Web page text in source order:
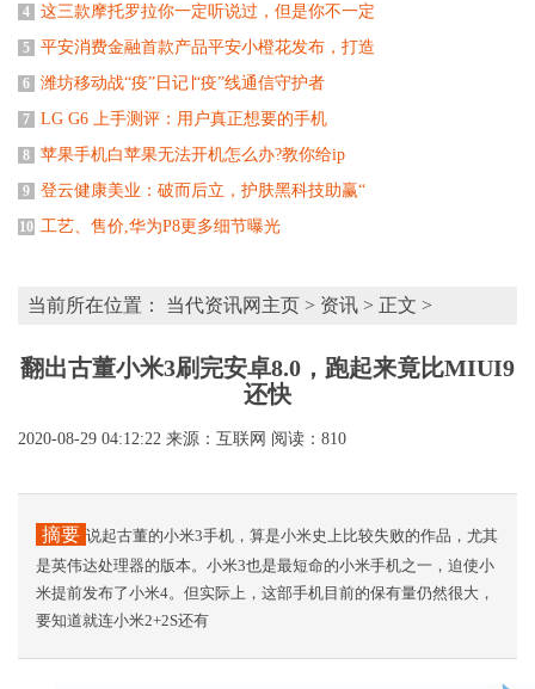
4 这三款摩托罗拉你一定听说过，但是你不一定
5 平安消费金融首款产品平安小橙花发布，打造
6 潍坊移动战“疫”日记∣“疫”线通信守护者
7 LG G6 上手测评：用户真正想要的手机
8 苹果手机白苹果无法开机怎么办?教你给ip
9 登云健康美业：破而后立，护肤黑科技助赢“
10 工艺、售价,华为P8更多细节曝光
当前所在位置： 当代资讯网主页 > 资讯 > 正文 >
翻出古董小米3刷完安卓8.0，跑起来竟比MIUI9
还快
2020-08-29 04:12:22 来源：互联网 阅读：810
摘要 说起古董的小米3手机，算是小米史上比较失败的作品，尤其
是英伟达处理器的版本。小米3也是最短命的小米手机之一，迫使小
米提前发布了小米4。但实际上，这部手机目前的保有量仍然很大，
要知道就连小米2+2S还有